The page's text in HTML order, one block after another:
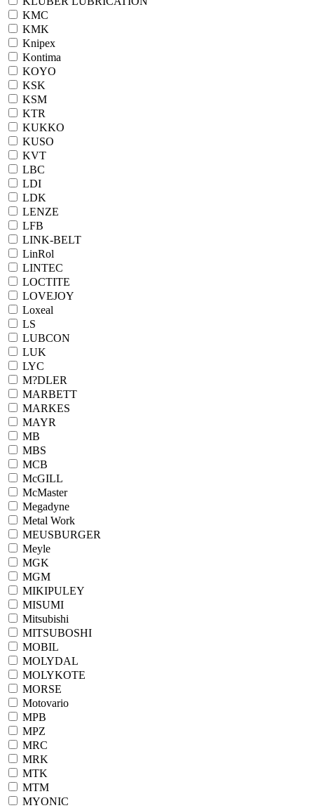
KMC
KMK
Knipex
Kontima
KOYO
KSK
KSM
KTR
KUKKO
KUSO
KVT
LBC
LDI
LDK
LENZE
LFB
LINK-BELT
LinRol
LINTEC
LOCTITE
LOVEJOY
Loxeal
LS
LUBCON
LUK
LYC
M?DLER
MARBETT
MARKES
MAYR
MB
MBS
MCB
McGILL
McMaster
Megadyne
Metal Work
MEUSBURGER
Meyle
MGK
MGM
MIKIPULEY
MISUMI
Mitsubishi
MITSUBOSHI
MOBIL
MOLYDAL
MOLYKOTE
MORSE
Motovario
MPB
MPZ
MRC
MRK
MTK
MTM
MYONIC